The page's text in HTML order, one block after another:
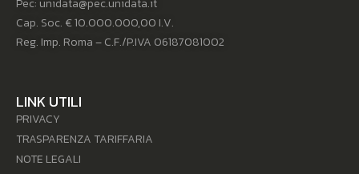
Cap. Soc. € 10.000.000,00 I.V.
Reg. Imp. Roma – C.F./P.IVA 06187081002
LINK UTILI
PRIVACY
TRASPARENZA TARIFFARIA
NOTE LEGALI